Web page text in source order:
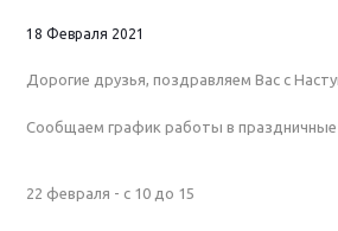
18 Февраля 2021
Дорогие друзья, поздравляем Вас с
Сообщаем график работы в праздничные
22 февраля - с 10 до 15